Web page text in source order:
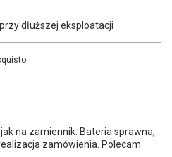
dłuższej eksploatacji
na zamiennik. Bateria sprawna,
zamówienia. Polecam